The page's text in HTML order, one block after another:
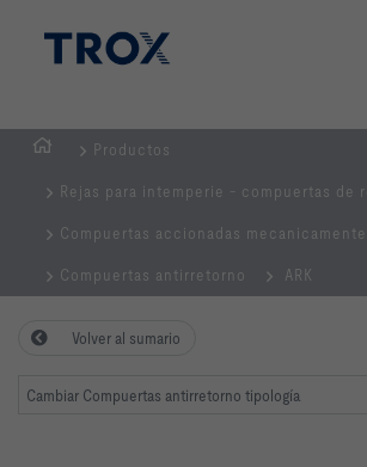
PRINCIPAL
Productos
Rejas para intemperie - compuertas de
Compuertas accionadas mecanicamente
Compuertas antirretorno ARK
Volver al sumario
Cambiar Compuertas antirretorno tipología